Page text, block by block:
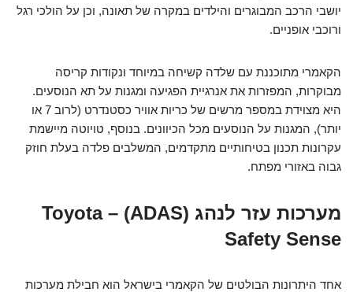
יושבי הרכב המבוגרים והילדים במקרה של תאונה, וכן על הולכי רגל
ורוכבי אופניים.
הקאמרי מתוכננת עם שלדה קשיחה במיוחד ונקודות קריסה
מבוקרות, המפזרות את אנרגיית הפגיעה ומגנות על תא הנוסעים.
היא מצוידת במספר מרשים של כריות אוויר כסטנדרט (לרוב 7 או
יותר), המגנות על הנוסעים מכל הכיוונים. בנוסף, טויוטה מיישמת
עקרונות תכנון בטיחותיים מתקדמים, המשלבים פלדה בעלת חוזק
גבוה באזורי מפתח.
מערכות עזר לנהג (ADAS) – Toyota
Safety Sense
אחד היתרונות הבולטים של הקאמרי בישראל הוא חבילת מערכות